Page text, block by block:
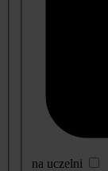
na uczelni